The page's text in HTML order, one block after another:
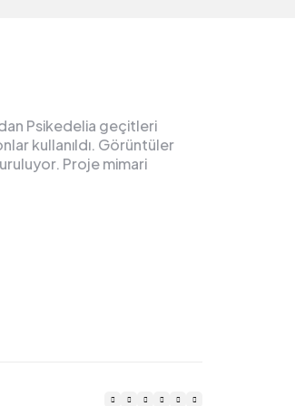
Psikedelia geçitleri
kullanıldı. Görüntüler
Proje mimari